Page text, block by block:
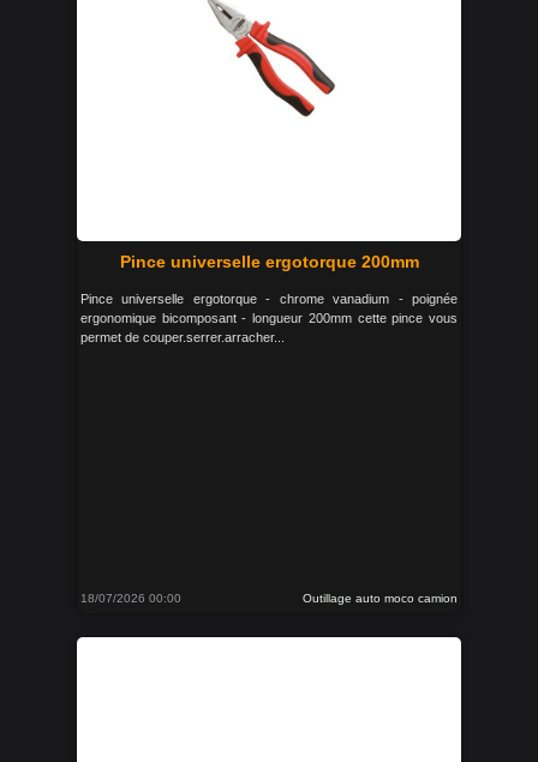
Pince universelle ergotorque 200mm
Pince universelle ergotorque - chrome vanadium - poignée
ergonomique bicomposant - longueur 200mm cette pince vous
permet de couper.serrer.arracher...
18/07/2026 00:00 Outillage auto moco camion